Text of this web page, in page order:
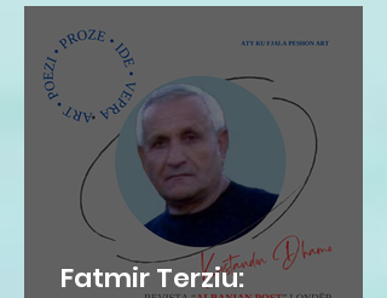
Fatmir Terziu: